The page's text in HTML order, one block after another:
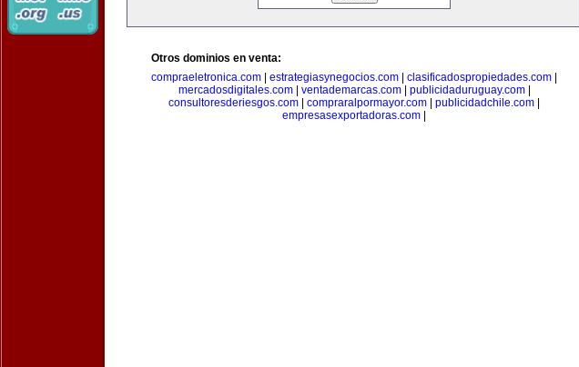
Otros dominios en venta:
compraeletronica.com
estrategiasynegocios.com clasificadospropiedades.com
mercadosdigitales.com| ventademarcas.com| publicidaduruguay.com|
consultoresderiesgos.com
compraralpormayor.com publicidadchile.com
empresasexportadoras.com